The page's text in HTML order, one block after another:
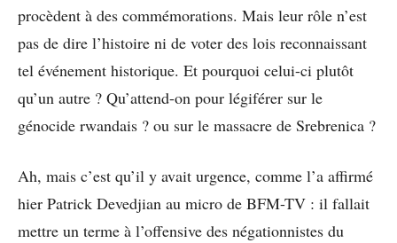
procèdent à des commémorations. Mais leur rôle n’est
pas de dire l’histoire ni de voter des lois reconnaissant
tel événement historique. Et pourquoi celui-ci plutôt
qu’un autre ? Qu’attend-on pour légiférer sur le
génocide rwandais ? ou sur le massacre de Srebrenica ?
Ah, mais c’est qu’il y avait urgence, comme l’a affirmé
hier Patrick Devedjian au micro de BFM-TV : il fallait
mettre un terme à l’offensive des négationnistes du